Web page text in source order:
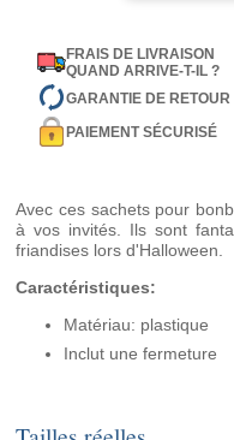
FRAIS DE LIVRAISON
QUAND ARRIVE-T-IL ?
GARANTIE DE RETOUR
PAIEMENT SÉCURISÉ
Avec ces sachets pour
à vos invités. Ils sont
friandises lors d'Halloween.
Caractéristiques:
Matériau: plastique
Inclut une fermeture